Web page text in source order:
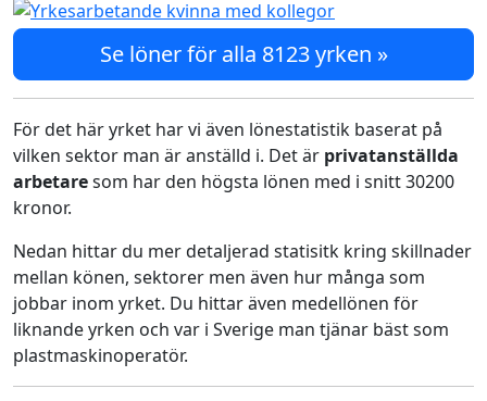
Se löner för alla 8123 yrken »
För det här yrket har vi även lönestatistik baserat på
vilken sektor man är anställd i. Det är privatanställda
arbetaresom har den högsta lönen med i snitt 30200
kronor.
Nedan hittar du mer detaljerad statisitk kring skillnader
mellan könen, sektorer men även hur många som
jobbar inom yrket. Du hittar även medellönen för
liknande yrken och var i Sverige man tjänar bäst som
plastmaskinoperatör.